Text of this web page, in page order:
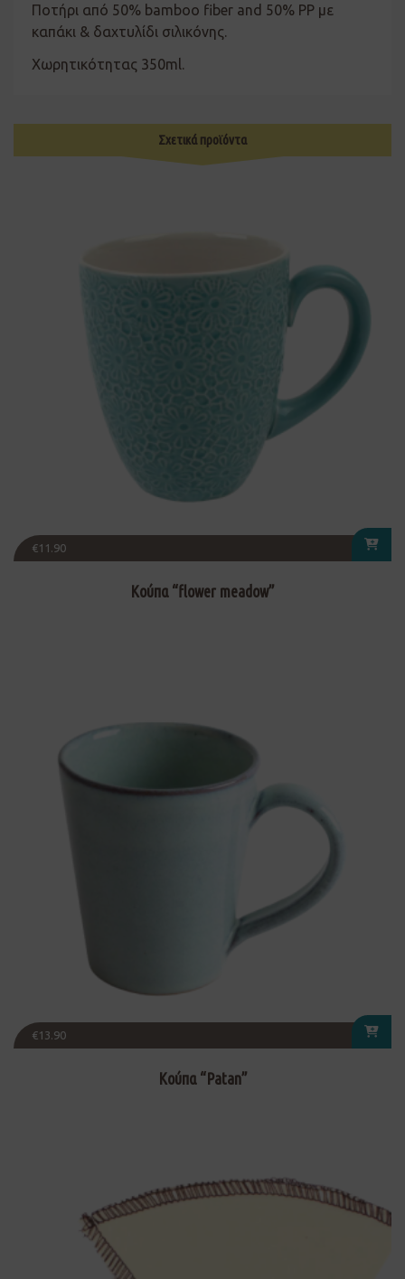
Ποτήρι από 50% bamboo fiber and 50% PP με
καπάκι & δαχτυλίδι σιλικόνης.
Χωρητικότητας 350ml.
Σχετικά προϊόντα
€11.90
Κούπα “flower meadow”
€13.90
Κούπα “Patan”